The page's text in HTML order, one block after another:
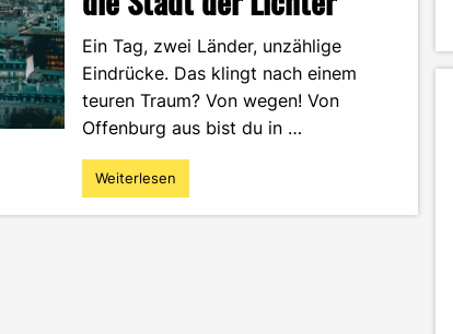
Ein Tag, zwei Länder, unzählige
Eindrücke. Das klingt nach einem
teuren Traum? Von wegen! Von
Offenburg aus bist du in …
"Kein
Urlaub,
Weiterlesen